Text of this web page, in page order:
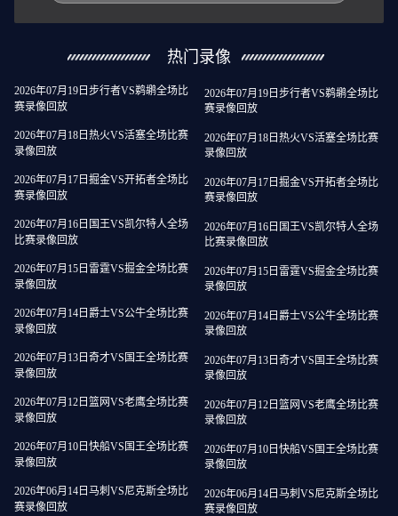
热门录像
2026年07月19日步行者VS鹈鹕全场比
赛录像回放
2026年07月19日步行者VS鹈鹕全场比
赛录像回放
2026年07月18日热火VS活塞全场比赛
录像回放
2026年07月18日热火VS活塞全场比赛
录像回放
2026年07月17日掘金VS开拓者全场比
赛录像回放
2026年07月17日掘金VS开拓者全场比
赛录像回放
2026年07月16日国王VS凯尔特人全场
比赛录像回放
2026年07月16日国王VS凯尔特人全场
比赛录像回放
2026年07月15日雷霆VS掘金全场比赛
录像回放
2026年07月15日雷霆VS掘金全场比赛
录像回放
2026年07月14日爵士VS公牛全场比赛
录像回放
2026年07月14日爵士VS公牛全场比赛
录像回放
2026年07月13日奇才VS国王全场比赛
录像回放
2026年07月13日奇才VS国王全场比赛
录像回放
2026年07月12日篮网VS老鹰全场比赛
录像回放
2026年07月12日篮网VS老鹰全场比赛
录像回放
2026年07月10日快船VS国王全场比赛
录像回放
2026年07月10日快船VS国王全场比赛
录像回放
2026年06月14日马刺VS尼克斯全场比
赛录像回放
2026年06月14日马刺VS尼克斯全场比
赛录像回放